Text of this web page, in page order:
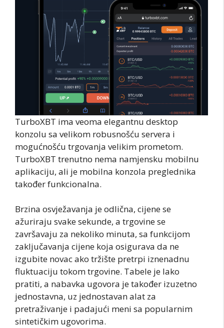
TurboXBT ima veoma elegantnu desktop
konzolu sa velikom robusnošću servera i
mogućnošću trgovanja velikim prometom.
TurboXBT trenutno nema namjensku mobilnu
aplikaciju, ali je mobilna konzola preglednika
također funkcionalna.
Brzina osvježavanja je odlična, cijene se
ažuriraju svake sekunde, a trgovine se
završavaju za nekoliko minuta, sa funkcijom
zaključavanja cijene koja osigurava da ne
izgubite novac ako tržište pretrpi iznenadnu
fluktuaciju tokom trgovine. Tabele je lako
pratiti, a nabavka ugovora je također izuzetno
jednostavna, uz jednostavan alat za
pretraživanje i padajući meni sa popularnim
sintetičkim ugovorima.